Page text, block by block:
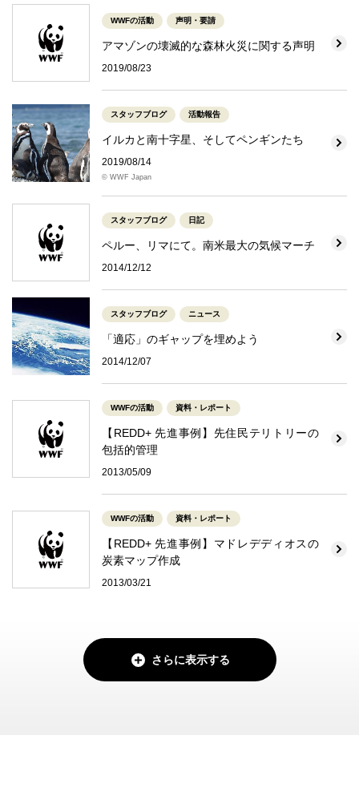
WWFの活動 声明・要請
アマゾンの壊滅的な森林火災に関する声明
2019/08/23
スタッフブログ 活動報告
イルカと南十字星、そしてペンギンたち
2019/08/14
© WWF Japan
スタッフブログ 日記
ペルー、リマにて。南米最大の気候マーチ
2014/12/12
スタッフブログ ニュース
「適応」のギャップを埋めよう
2014/12/07
WWFの活動 資料・レポート
【REDD+ 先進事例】先住民テリトリーの
包括的管理
2013/05/09
WWFの活動 資料・レポート
【REDD+ 先進事例】マドレデディオスの
炭素マップ作成
2013/03/21
さらに表示する